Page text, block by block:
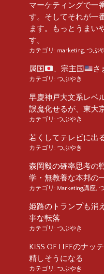
マーケティングで一
す。そしてそれが一
ます。もっとうまい
す。
カテゴリ: marketing, つぶ
属国 、宗主国 さ
カテゴリ: つぶやき
早慶神戸大文系レベ
誤魔化せるが、東大
カテゴリ: つぶやき
若くしてテレビに出
カテゴリ: つぶやき
森岡毅の確率思考の
学・無教養な本邦の
カテゴリ: Marketing講座,
姫路のトランプも消
事な転落
カテゴリ: つぶやき
KISS OF LIFEのナッ
精しそうになる
カテゴリ: つぶやき